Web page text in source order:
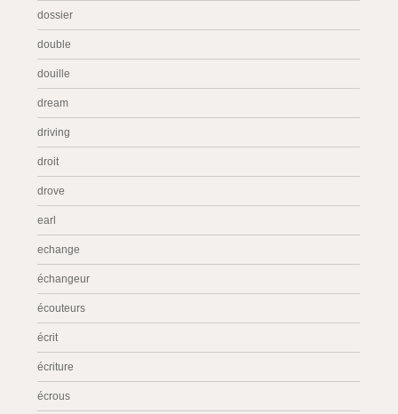
dossier
double
douille
dream
driving
droit
drove
earl
echange
échangeur
écouteurs
écrit
écriture
écrous